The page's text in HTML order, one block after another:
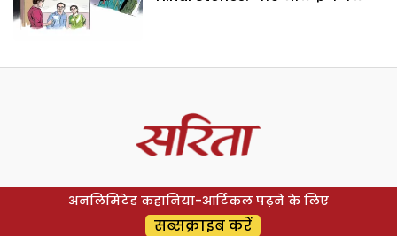
अनलिमिटेड कहानियां-आर्टिकल पढ़ने के लिए
सब्सक्राइब करें